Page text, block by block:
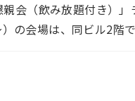
親会（飲み放題付き）
の会場は、同ビル2階で